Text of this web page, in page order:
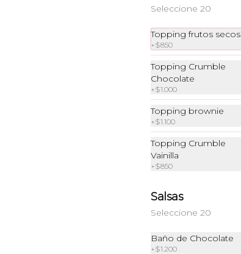
Boque Encantado
$7.350
con Chips de
Chocolate
$2.500
Seleccione 20
Topping frutos secos
+$850
Topping Crumble
Chocolate
+$1.000
Topping brownie
+$1.100
Topping Crumble
Vainilla
+$850
Salsas
Seleccione 20
Baño de Chocolate
+$1.200